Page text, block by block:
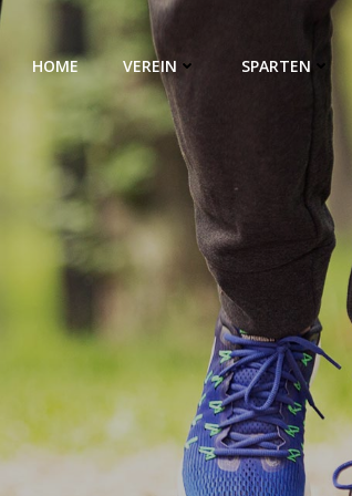
HOME VEREIN SPARTEN